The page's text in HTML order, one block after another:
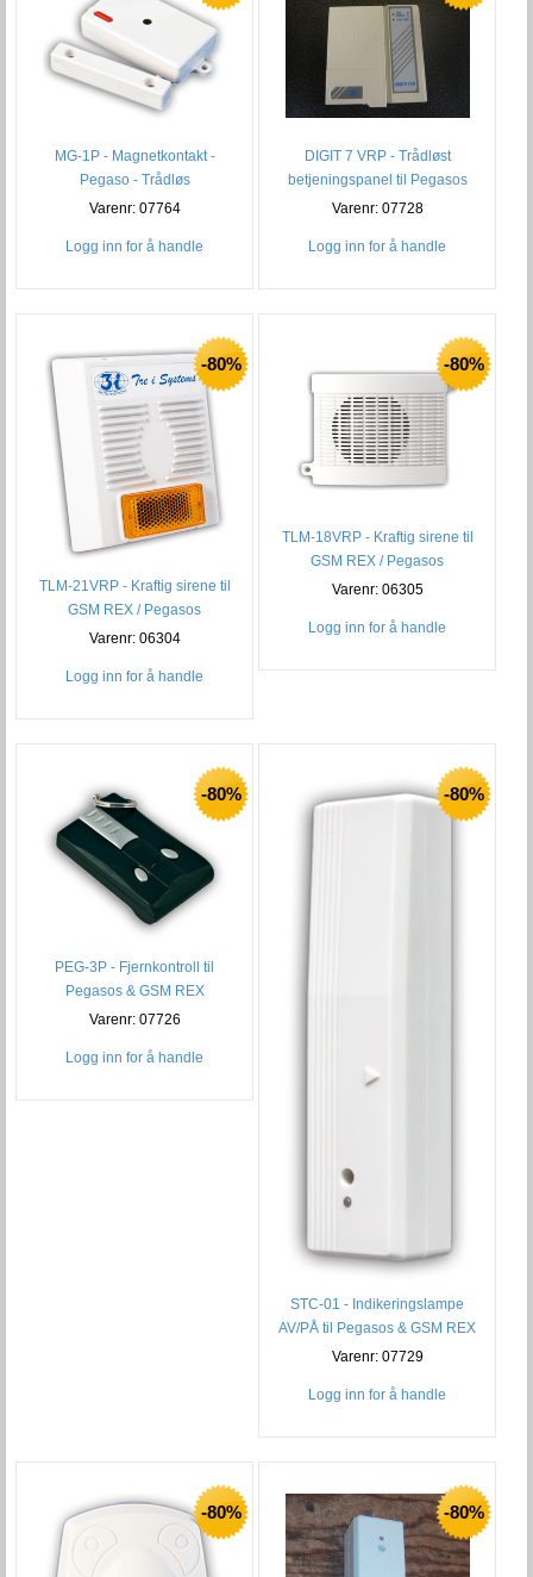
MG-1P - Magnetkontakt -
Pegaso - Trådløs
Varenr: 07764
Logg inn for å handle
DIGIT 7 VRP - Trådløst
betjeningspanel til Pegasos
Varenr: 07728
Logg inn for å handle
-80%
TLM-21VRP - Kraftig sirene til
GSM REX / Pegasos
Varenr: 06304
Logg inn for å handle
-80%
TLM-18VRP - Kraftig sirene til
GSM REX / Pegasos
Varenr: 06305
Logg inn for å handle
-80%
PEG-3P - Fjernkontroll til
Pegasos & GSM REX
Varenr: 07726
Logg inn for å handle
-80%
STC-01 - Indikeringslampe
AV/PÅ til Pegasos & GSM REX
Varenr: 07729
Logg inn for å handle
-80% -80%